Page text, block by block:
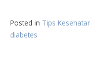
Posted in Tips
diabetes